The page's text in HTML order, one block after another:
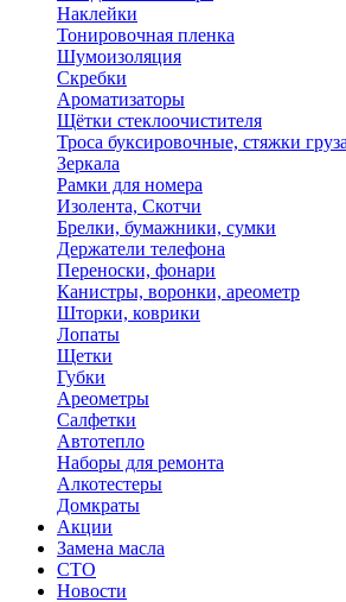
Наклейки
Тонировочная пленка
Шумоизоляция
Скребки
Ароматизаторы
Щётки стеклоочистителя
Троса буксировочные, стяжки груза
Зеркала
Рамки для номера
Изолента, Скотчи
Брелки, бумажники, сумки
Держатели телефона
Переноски, фонари
Канистры, воронки, ареометр
Шторки, коврики
Лопаты
Щетки
Губки
Ареометры
Салфетки
Автотепло
Наборы для ремонта
Алкотестеры
Домкраты
Акции
Замена масла
СТО
Новости